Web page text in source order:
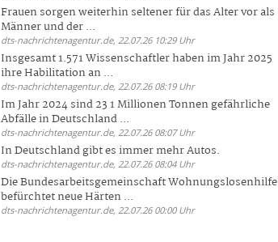
Frauen sorgen weiterhin seltener für das Alter vor als
Männer und der ...
dts-nachrichtenagentur.de, 22.07.26 10:29 Uhr
Insgesamt 1.571 Wissenschaftler haben im Jahr 2025
ihre Habilitation an ...
dts-nachrichtenagentur.de, 22.07.26 08:19 Uhr
Im Jahr 2024 sind 23 1 Millionen Tonnen gefährliche
Abfälle in Deutschland ...
dts-nachrichtenagentur.de, 22.07.26 08:07 Uhr
In Deutschland gibt es immer mehr Autos.
dts-nachrichtenagentur.de, 22.07.26 08:04 Uhr
Die Bundesarbeitsgemeinschaft Wohnungslosenhilfe
befürchtet neue Härten ...
dts-nachrichtenagentur.de, 22.07.26 00:00 Uhr